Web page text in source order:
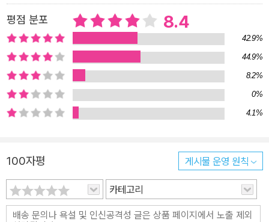
성공하는 도시의 핵심 요인이다. 21세기 최첨단 아이디어의 관문인
인도 방갈로르와 미국의 실리콘밸리를 통해 도시의 성공에 있어 교육
과 신기술이 어떻게 사람들이 함께 모여 살게 만드는지를 보여준다.
또한 한때 똑같이 제조업의 메카였지만 퇴락한 자동차 왕국 디트로이
트와 금융.출판.문화의 도시로 변화하여 세계의 중심으로 부활한 뉴
욕을 비교함으로써 도시의 성공원리를 극명하게 보여준다. 도시는 건
에 비해 심장병과 암에 걸릴 확률은 미국 전체 평균에 비해서 더 낮고,
미국인들이 벌어들이는 소득 중에 절반 이상은 22개 대도시 지역에
서 나온다. 흔히 도시가 사람들을 빈곤하게 만든다고 생각하지만 이
는 도시가 기회의 땅으로서 가난한 이들을 끌어들이기 때문이라고 저
평점 분포 8.4
42.9%
44.9%
8.2%
0%
4.1%
100자평 게시물 운영 원칙
카테고리